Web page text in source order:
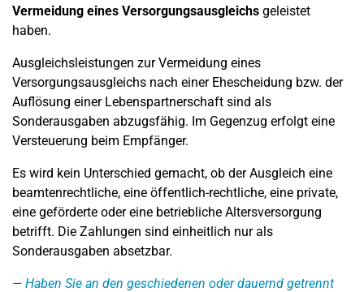
Vermeidung eines Versorgungsausgleichs geleistet
haben.
Ausgleichsleistungen zur Vermeidung eines
Versorgungsausgleichs nach einer Ehescheidung bzw. der
Auflösung einer Lebenspartnerschaft sind als
Sonderausgaben abzugsfähig. Im Gegenzug erfolgt eine
Versteuerung beim Empfänger.
Es wird kein Unterschied gemacht, ob der Ausgleich eine
beamtenrechtliche, eine öffentlich-rechtliche, eine private,
eine geförderte oder eine betriebliche Altersversorgung
betrifft. Die Zahlungen sind einheitlich nur als
Sonderausgaben absetzbar.
Haben Sie an den geschiedenen oder dauernd getrennt